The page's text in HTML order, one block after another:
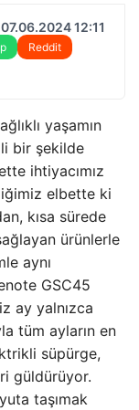
12:11
Reddit
yaşamın
bir şekilde
ihtiyacımız
elbette ki
kısa sürede
ürünlerle
aynı
GSC45
ay yalnızca
tüm ayların en
süpürge,
güldürüyor.
taşımak